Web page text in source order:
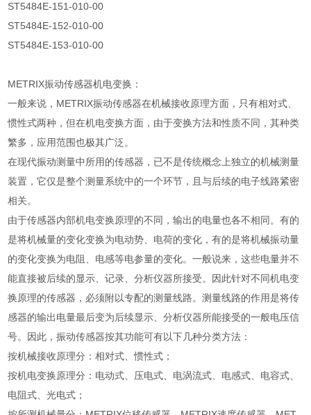
ST5484E-151-010-00
ST5484E-152-010-00
ST5484E-153-010-00
METRIX振动传感器机电变换：
一般来说，METRIX振动传感器在机械接收原理方面，只有相对式、
惯性式两种，但在机电变换方面，由于变换方法和性质不同，其种类
繁多，应用范围也极其广泛。
在现代振动测量中所用的传感器，已不是传统概念上独立的机械测量
装置，它仅是整个测量系统中的一个环节，且与后续的电子线路紧密
相关。
由于传感器内部机电变换原理的不同，输出的电量也各不相同。有的
是将机械量的变化变换为电动势、电荷的变化，有的是将机械振动量
的变化变换为电阻、电感等电参量的变化。一般说来，这些电量并不
能直接被后续的显示、记录、分析仪器所接受。因此针对不同机电变
换原理的传感器，必须附以专配的测量线路。测量线路的作用是将传
感器的输出电量最后变为后续显示、分析仪器所能接受的一般电压信
号。因此，振动传感器按其功能可有以下几种分类方法：
按机械接收原理分：相对式、惯性式；
按机电变换原理分：电动式、压电式、电涡流式、电感式、电容式、
电阻式、光电式；